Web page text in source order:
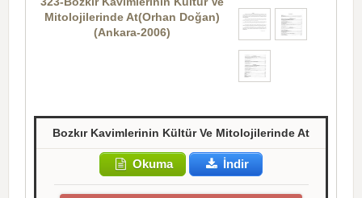
Mitolojilerinde At(Orhan Doğan)
(Ankara-2006)
Bozkır Kavimlerinin Kültür Ve Mitolojilerinde At
Okuma İndir